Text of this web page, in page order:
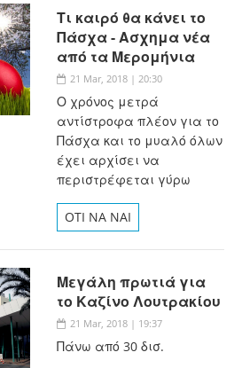
Τι καιρό θα κάνει το
Πάσχα - Ασχημα νέα
από τα Μερομήνια
21 Mar, 2018 | 20:30
Ο χρόνος μετρά
αντίστροφα πλέον για το
Πάσχα και το μυαλό όλων
έχει αρχίσει να
περιστρέφεται γύρω
OTI NA NAI
Μεγάλη πρωτιά για
το Καζίνο Λουτρακίου
21 Mar, 2018 | 19:37
Πάνω από 30 δισ.